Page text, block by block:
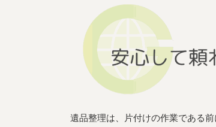
遺品整理は、片付けの作業である